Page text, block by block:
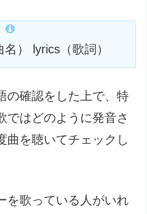
） lyrics（歌詞）
の確認をした上で、特
ではどのように発音さ
曲を聴いてチェックし
を歌っている人がいれ